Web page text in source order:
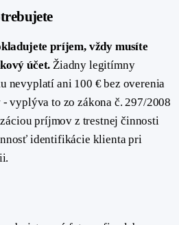
príjem, vždy musíte
účet. Žiadny legitímny
nevyplatí ani 100 € bez overenia
vyplýva to zo zákona č. 297/2008
príjmov z trestnej činnosti
identifikácie klienta pri